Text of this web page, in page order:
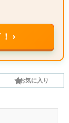
›
お気に入り